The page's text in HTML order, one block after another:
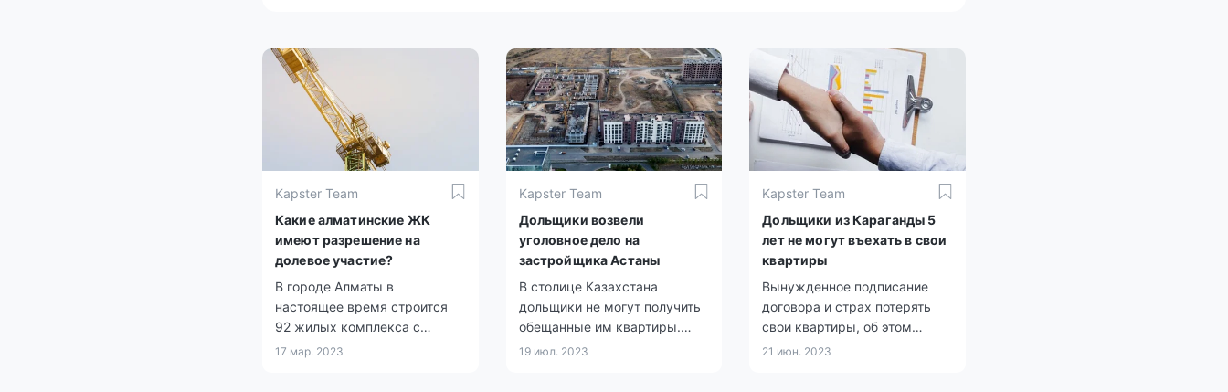
Kapster Team
Какие алматинские ЖК
имеют разрешение на
долевое участие?
В городе Алматы в
настоящее время строится
92 жилых комплекса с
разрешением на привлечение
17 мар. 2023
Kapster Team
Дольщики возвели
уголовное дело на
застройщика Астаны
В столице Казахстана
дольщики не могут получить
обещанные им квартиры.
Речь идет о ЖК R-Club,
19 июл. 2023
Kapster Team
Дольщики из Караганды 5
лет не могут въехать в свои
квартиры
Вынужденное подписание
договора и страх потерять
свои квартиры, об этом
сообщили дольщики одного
21 июн. 2023